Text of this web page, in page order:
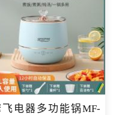
飞电器多功能锅MF-